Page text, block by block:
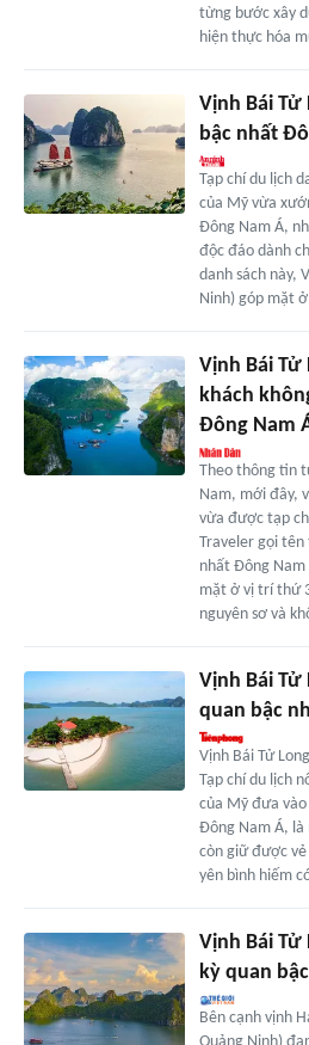
từng bước xây
hiện thực hóa
Vịnh Bái Tử
bậc nhất
Tạp chí du lịch
của Mỹ vừa
Đông Nam Á,
độc đáo dành
danh sách này,
Ninh) góp mặt
Vịnh Bái Tử
khách
Đông Nam
Theo thông tin
Nam, mới đây,
vừa được tạp
Traveler gọi tên
nhất Đông Nam
mặt ở vị trí thứ
nguyên sơ và
Vịnh Bái Tử
quan bậc
Vịnh Bái Tử
Tạp chí du lịch
của Mỹ đưa vào
Đông Nam Á,
còn giữ được vẻ
yên bình hiếm
Vịnh Bái Tử
kỳ quan
Bên cạnh vịnh
Quảng Ninh)